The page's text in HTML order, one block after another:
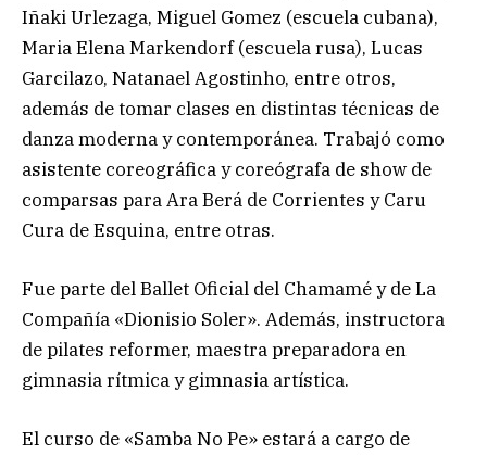
Iñaki Urlezaga, Miguel Gomez (escuela cubana),
Maria Elena Markendorf (escuela rusa), Lucas
Garcilazo, Natanael Agostinho, entre otros,
además de tomar clases en distintas técnicas de
danza moderna y contemporánea. Trabajó como
asistente coreográfica y coreógrafa de show de
comparsas para Ara Berá de Corrientes y Caru
Cura de Esquina, entre otras.
Fue parte del Ballet Oficial del Chamamé y de La
Compañía «Dionisio Soler». Además, instructora
de pilates reformer, maestra preparadora en
gimnasia rítmica y gimnasia artística.
El curso de «Samba No Pe» estará a cargo de